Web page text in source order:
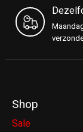
Shop
Sale